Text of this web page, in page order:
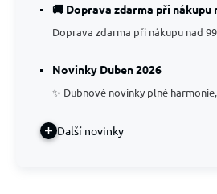
🚚 Doprava zdarma při nákupu
Doprava zdarma při nákupu nad
Novinky Duben 2026
✨ Dubnové novinky plné
Další novinky